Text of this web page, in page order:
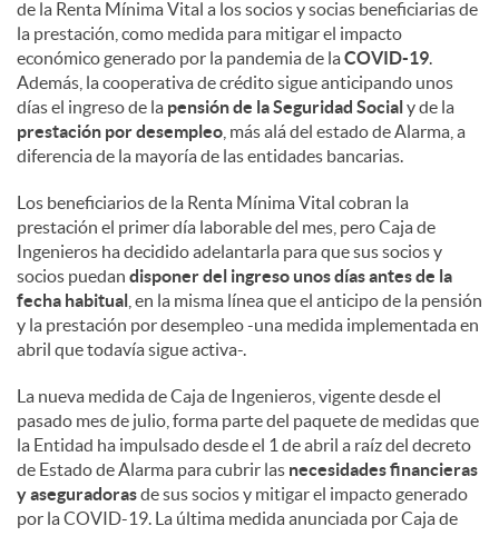
de la Renta Mínima Vital a los socios y socias beneficiarias de
la prestación, como medida para mitigar el impacto
económico generado por la pandemia de laCOVID-19.
Además, la cooperativa de crédito sigue anticipando unos
días el ingreso de la pensión de la Seguridad Social y de la
prestación por desempleo , más alá del estado de Alarma, a
diferencia de la mayoría de las entidades bancarias.
Los beneficiarios de la Renta Mínima Vital cobran la
prestación el primer día laborable del mes, pero Caja de
Ingenieros ha decidido adelantarla para que sus socios y
socios puedan disponer del ingreso unos días antes de la
fecha habitual , en la misma línea que el anticipo de la pensión
y la prestación por desempleo -una medida implementada en
abril que todavía sigue activa-.
La nueva medida de Caja de Ingenieros, vigente desde el
pasado mes de julio, forma parte del paquete de medidas que
la Entidad ha impulsado desde el 1 de abril a raíz del decreto
de Estado de Alarma para cubrir las necesidades financieras
y aseguradorasde sus socios y mitigar el impacto generado
por la COVID-19. La última medida anunciada por Caja de